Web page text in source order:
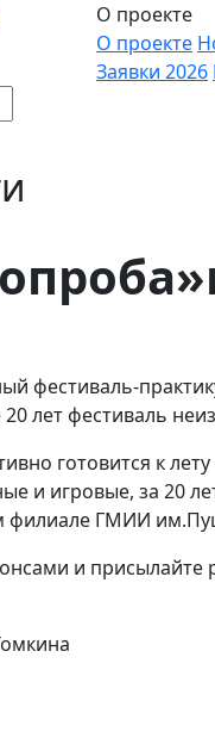
О проекте
О проекте
Заявки 2026
фестиваль-
20 лет фестиваль
готовится к
и игровые, за 20
филиале ГМИИ
и присылайте